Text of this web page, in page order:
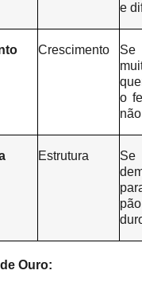
e
Crescimento
Se
o
Estrutura
Se
Ouro: